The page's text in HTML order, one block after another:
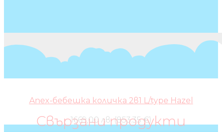
Свързани продукти
Anex-бебешка количка 2в1 L/type Hazel
1669,00 лв. (853.35 €)